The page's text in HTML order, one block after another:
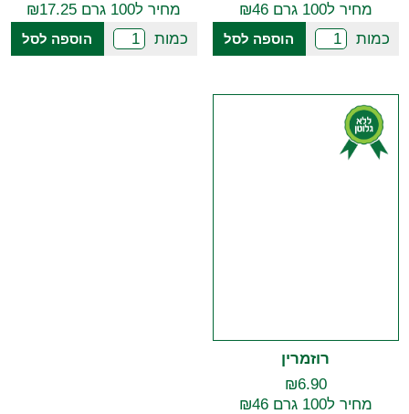
מחיר ל100 גרם ₪46
כמות
הוספה לסל
מחיר ל100 גרם ₪17.25
כמות
הוספה לסל
רוזמרין
₪6.90
מחיר ל100 גרם ₪46